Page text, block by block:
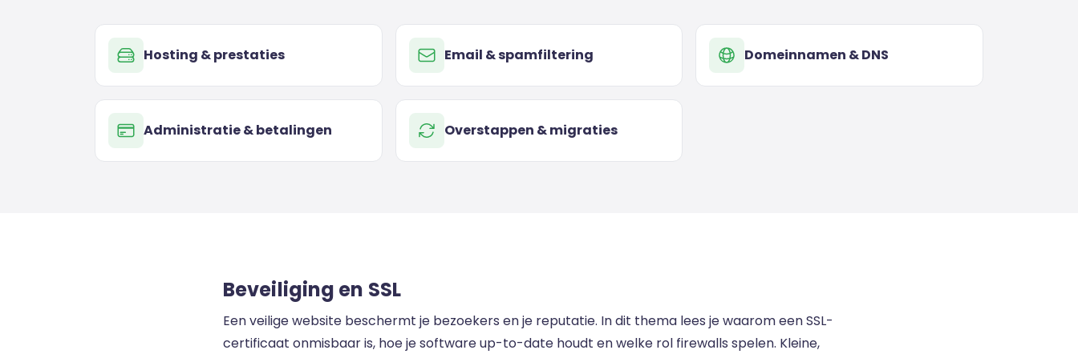
Hosting & prestaties Email & spamfiltering Domeinnamen & DNS
Administratie & betalingen Overstappen & migraties
Beveiliging en SSL
Een veilige website beschermt je bezoekers en je reputatie. In dit thema lees je waarom een SSL-
certificaat onmisbaar is, hoe je software up-to-date houdt en welke rol firewalls spelen. Kleine,